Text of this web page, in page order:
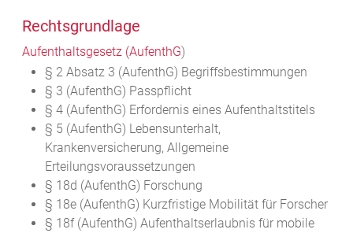
Rechtsgrundlage
Aufenthaltsgesetz (AufenthG)
§ 2 Absatz 3 (AufenthG) Begriffsbestimmungen
§ 3 (AufenthG) Passpflicht
§ 4 (AufenthG) Erfordernis eines Aufenthaltstitels
§ 5 (AufenthG) Lebensunterhalt,
Krankenversicherung, Allgemeine
Erteilungsvoraussetzungen
§ 18d (AufenthG) Forschung
§ 18e (AufenthG) Kurzfristige Mobilität für Forscher
§ 18f (AufenthG) Aufenthaltserlaubnis für mobile